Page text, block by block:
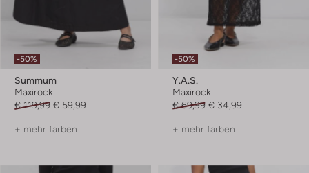
-50%
Summum
Maxirock
€ 119,99 € 59,99
+ mehr farben
-50%
Y.a.s.
Maxirock
€ 69,99 € 34,99
+ mehr farben